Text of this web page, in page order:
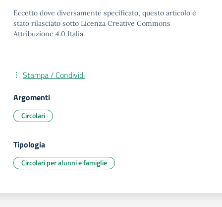
Eccetto dove diversamente specificato, questo articolo è
stato rilasciato sotto Licenza Creative Commons
Attribuzione 4.0 Italia.
Stampa / Condividi
Argomenti
Circolari
Tipologia
Circolari per alunni e famiglie